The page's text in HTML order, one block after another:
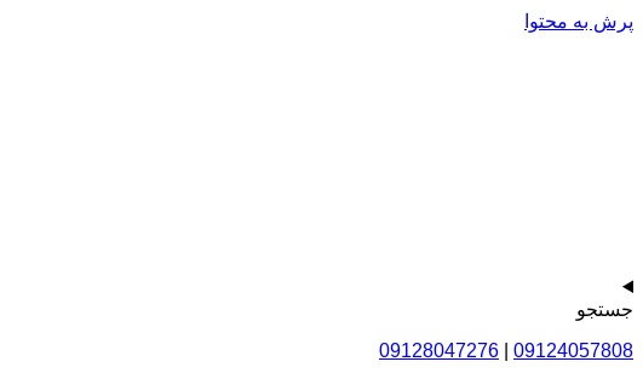
پرش به محتوا
جستجو
09124057808
09128047276